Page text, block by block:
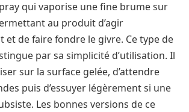
qui vaporise une fine brume sur
au produit d’agir
et de faire fondre le givre. Ce type de
par sa simplicité d’utilisation. Il
sur la surface gelée, d’attendre
puis d’essuyer légèrement si une
Les bonnes versions de ce